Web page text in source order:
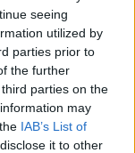
seeing
utilized by
parties prior to
the further
parties on the
may
IAB’s List of
it to other
și